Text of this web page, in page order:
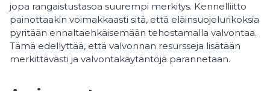
jopa rangaistustasoa suurempi merkitys. Kennelliitto
painottaakin voimakkaasti sitä, että eläinsuojelurikoksia
pyritään ennaltaehkäisemään tehostamalla valvontaa.
Tämä edellyttää, että valvonnan resursseja lisätään
merkittävästi ja valvontakäytäntöjä parannetaan.